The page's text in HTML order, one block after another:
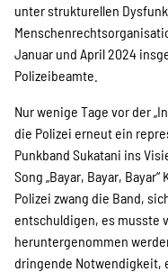
unter strukturellen
Januar und April 2024
Polizeibeamte.
Nur wenige Tage vor der
die Polizei erneut ein
Punkband Sukatani ins
Song „Bayar, Bayar,
Polizei zwang die Band,
entschuldigen, es musste
heruntergenommen
dringende Notwendigkeit,